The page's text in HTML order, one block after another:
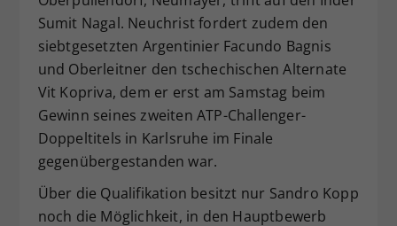
Sumit Nagal. Neuchrist fordert zudem den
siebtgesetzten Argentinier Facundo Bagnis
und Oberleitner den tschechischen Alternate
Vit Kopriva, dem er erst am Samstag beim
Gewinn seines zweiten ATP-Challenger-
Doppeltitels in Karlsruhe im Finale
gegenübergestanden war.
Über die Qualifikation besitzt nur Sandro Kopp
noch die Möglichkeit, in den Hauptbewerb